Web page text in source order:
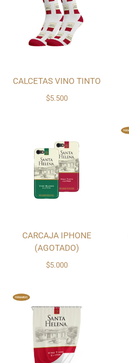
$5.500
CALCETAS VINO TINTO
$5.000
CARCAJA IPHONE
(AGOTADO)